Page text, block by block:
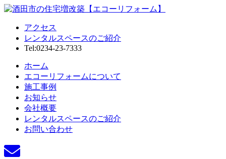
アクセス
レンタルスペースのご紹介
Tel:0234-23-7333
ホーム
エコーリフォームについて
施工事例
お知らせ
会社概要
レンタルスペースのご紹介
お問い合わせ